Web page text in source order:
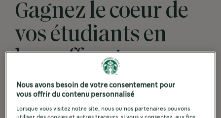
Gagnez le coeur de
vos étudiants en
leur offrant une
expérience café
iconique, avec leurs
Nous avons besoin de votre consentement pour
vous offrir du contenu personnalisé
Lorsque vous visitez notre site, nous ou nos partenaires pouvons